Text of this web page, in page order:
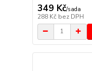
349 Kč/sada
288 Kč bez DPH